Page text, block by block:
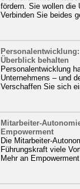
fördern. Sie wollen die
Verbinden Sie beides
Überblick behalten
Personalentwicklung
Unternehmens – und
Verschaffen Sie sich
Mitarbeiter-
Empowerment
Die Mitarbeiter-
Führungskraft viele
Mehr an Empowerment